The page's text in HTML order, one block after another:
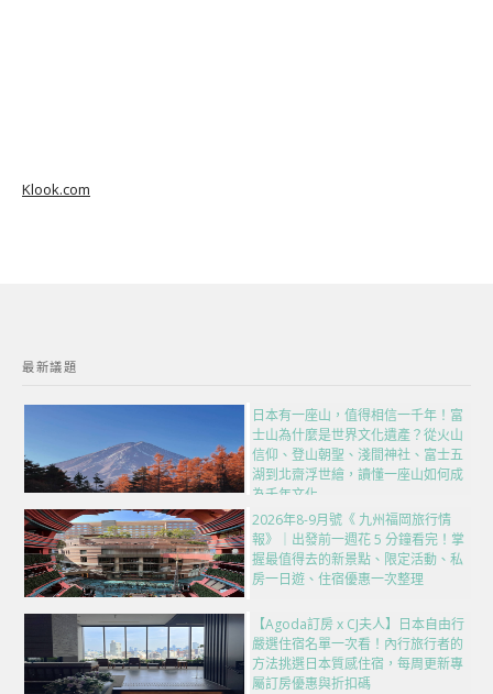
Klook.com
最新議題
日本有一座山，值得相信一千年！富
士山為什麼是世界文化遺產？從火山
信仰、登山朝聖、淺間神社、富士五
湖到北齋浮世繪，讀懂一座山如何成
為千年文化
2026年8-9月號《 九州福岡旅行情
報》｜出發前一週花 5 分鐘看完！掌
握最值得去的新景點、限定活動、私
房一日遊、住宿優惠一次整理
【Agoda訂房 x CJ夫人】日本自由行
嚴選住宿名單一次看！內行旅行者的
方法挑選日本質感住宿，每周更新專
屬訂房優惠與折扣碼